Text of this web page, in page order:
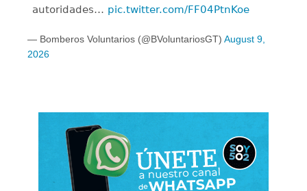
autoridades… pic.twitter.com/FF04PtnKoe
— Bomberos Voluntarios (@BVoluntariosGT) August 9,
2026